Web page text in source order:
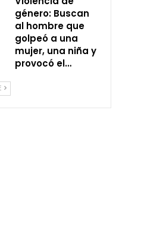
género: Buscan
al hombre que
golpeó a una
mujer, una niña y
provocó el…